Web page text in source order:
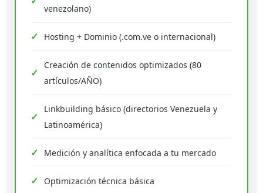
venezolano)
Hosting + Dominio (.com.ve o internacional)
Creación de contenidos optimizados (80
artículos/AÑO)
Linkbuilding básico (directorios Venezuela y
Latinoamérica)
Medición y analítica enfocada a tu mercado
Optimización técnica básica